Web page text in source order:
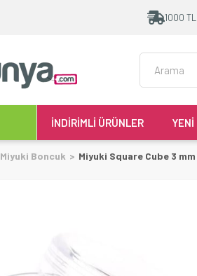
1000 TL
İNDİRİMLİ ÜRÜNLER YENİ
Miyuki Boncuk Miyuki Square Cube 3